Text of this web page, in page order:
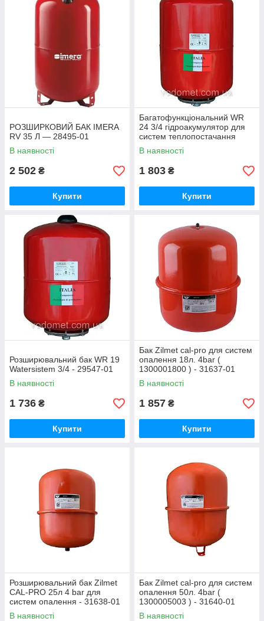
РОЗШИРКОВИЙ БАК IMERA
RV 35 Л — 28495-01
В наявності
2 502 ₴
Купити
Багатофункціональний WR
24 3/4 гідроакумулятор для
систем теплопостачання
Watersistem 6 bar - 28571-01
В наявності
1 803 ₴
Купити
Розширювальний бак WR 19
Watersistem 3/4 - 29547-01
В наявності
1 736 ₴
Купити
Бак Zilmet cal-pro для систем
опалення 18л. 4bar (
1300001800 ) - 31637-01
В наявності
1 857 ₴
Купити
Розширювальний бак Zilmet
CAL-PRO 25л 4 bar для
систем опалення - 31638-01
В наявності
Бак Zilmet cal-pro для систем
опалення 50л. 4bar (
1300005003 ) - 31640-01
В наявності